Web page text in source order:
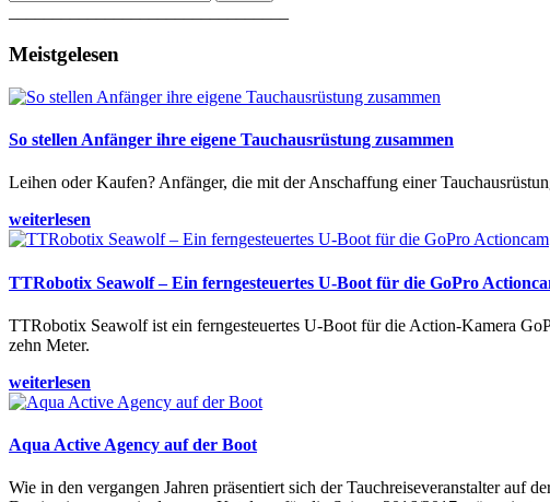
Meistgelesen
So stellen Anfänger ihre eigene Tauchausrüstung zusammen
Leihen oder Kaufen? Anfänger, die mit der Anschaffung einer
weiterlesen
TTRobotix Seawolf – Ein ferngesteuertes U-Boot für die GoPro
TTRobotix Seawolf ist ein ferngesteuertes U-Boot für die Action-Kamera
zehn Meter.
weiterlesen
Aqua Active Agency auf der Boot
Wie in den vergangen Jahren präsentiert sich der Tauchreiseveranstalter auf